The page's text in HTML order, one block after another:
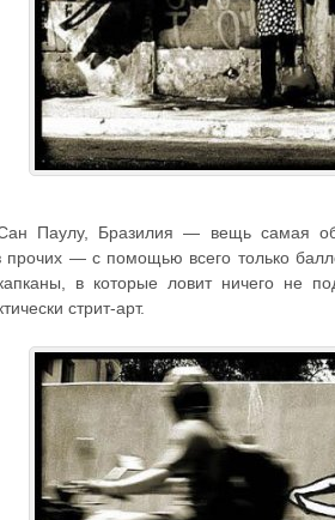
Паулу, Бразилия — вещь самая
прочих — с помощью всего только
в которые ловит ничего не
стрит-арт.